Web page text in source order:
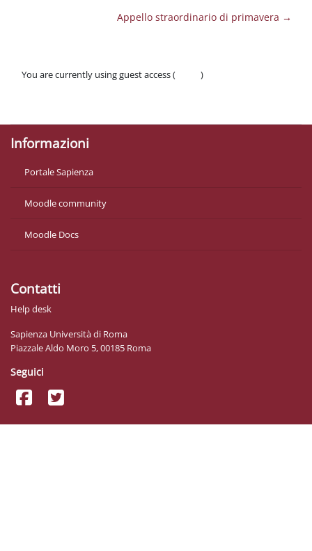
Appello straordinario di primavera →
You are currently using guest access (
)
Informazioni
Portale Sapienza
Moodle community
Moodle Docs
Contatti
Help desk
Sapienza Università di Roma
Piazzale Aldo Moro 5, 00185 Roma
Seguici